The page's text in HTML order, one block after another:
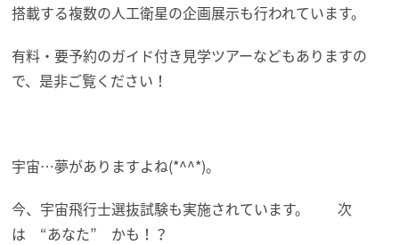
搭載する複数の人工衛星の企画展示も行われています。
有料・要予約のガイド付き見学ツアーなどもありますの
で、是非ご覧ください！
宇宙…夢がありますよね(*^^*)。
今、宇宙飛行士選抜試験も実施されています。 次
は “あなた” かも！？